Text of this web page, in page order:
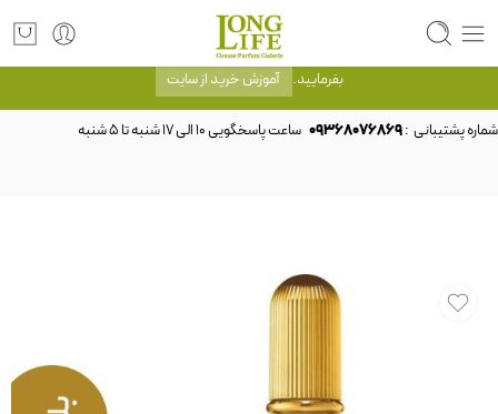
توجه! برند لانگ لایف رایحه های معروف را با شیشه و بسته بندی خود شرکت لانگ لایف
عرضه می کند.که با انتخاب حجم هر ادکلنی می توانید شیشه و بسته بندی را ملاحظه
بفرمایید. آموزش خرید از سایت
شماره پشتیبانی :09368076869